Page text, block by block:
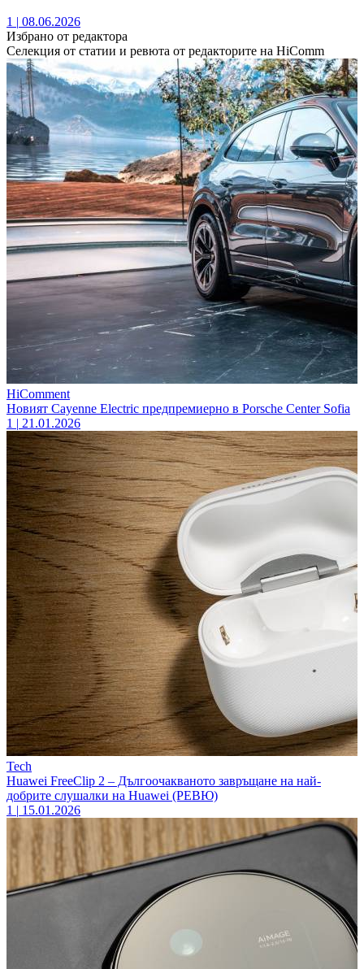
1 | 08.06.2026
Избрано от редактора
Селекция от статии и ревюта от редакторите на HiComm
HiComment
Новият Cayenne Electric предпремиерно в Porsche Center Sofia
1 | 21.01.2026
Tech
Huawei FreeClip 2 – Дългоочакваното завръщане на най-
добрите слушалки на Huawei (РЕВЮ)
1 | 15.01.2026